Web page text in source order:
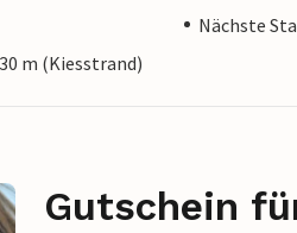
Nächste
m (Kiesstrand)
Gutschein